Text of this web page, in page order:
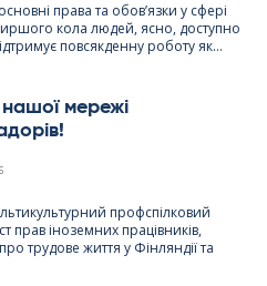
права та обов’язки у сфері
кола людей, ясно, доступно
повсякденну роботу як...
мережі
профспілковий
прав іноземних працівників,
трудове життя у Фінляндії та